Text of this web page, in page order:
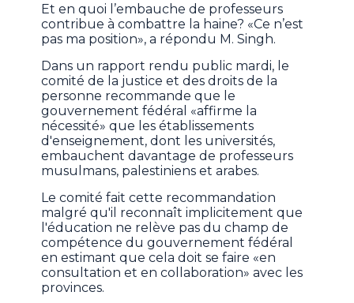
Et en quoi l’embauche de professeurs
contribue à combattre la haine? «Ce n’est
pas ma position», a répondu M. Singh.
Dans un rapport rendu public mardi, le
comité de la justice et des droits de la
personne recommande que le
gouvernement fédéral «affirme la
nécessité» que les établissements
d'enseignement, dont les universités,
embauchent davantage de professeurs
musulmans, palestiniens et arabes.
Le comité fait cette recommandation
malgré qu'il reconnaît implicitement que
l'éducation ne relève pas du champ de
compétence du gouvernement fédéral
en estimant que cela doit se faire «en
consultation et en collaboration» avec les
provinces.